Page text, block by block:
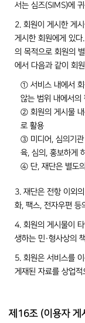
서는 심즈(SIMS)에
2. 회원이 게시한 게
게시한 회원에게 있
의 목적으로 회원의
에서 다음과 같이 회
① 서비스 내에서 회
않는 범위 내에서의
② 회원의 게시물 내
로 활용
③ 미디어, 심의기관
육, 심의, 홍보하게
④ 단, 재단은 별도
3. 재단은 전항 이외
화, 팩스, 전자우편 등
4. 회원의 게시물이
생하는 민·형사상의
5. 회원은 서비스를
게재된 자료를 상업
제16조 (이용자 게